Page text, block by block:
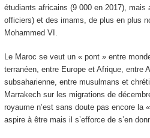
étudiants africains (9 000 en 2017),
officiers) et des imams, de plus en plus
Mohammed VI.
Le Maroc se veut un « pont » entre
terranéen, entre Europe et Afrique, entre
subsaharienne, entre musulmans et
Marrakech sur les migrations de
royaume n’est sans doute pas encore la
aspire à être mais il s’efforce de s’en